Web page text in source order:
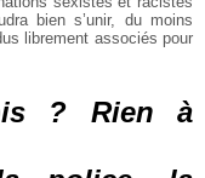
bien s’unir, du moins
librement associés pour
? Rien à